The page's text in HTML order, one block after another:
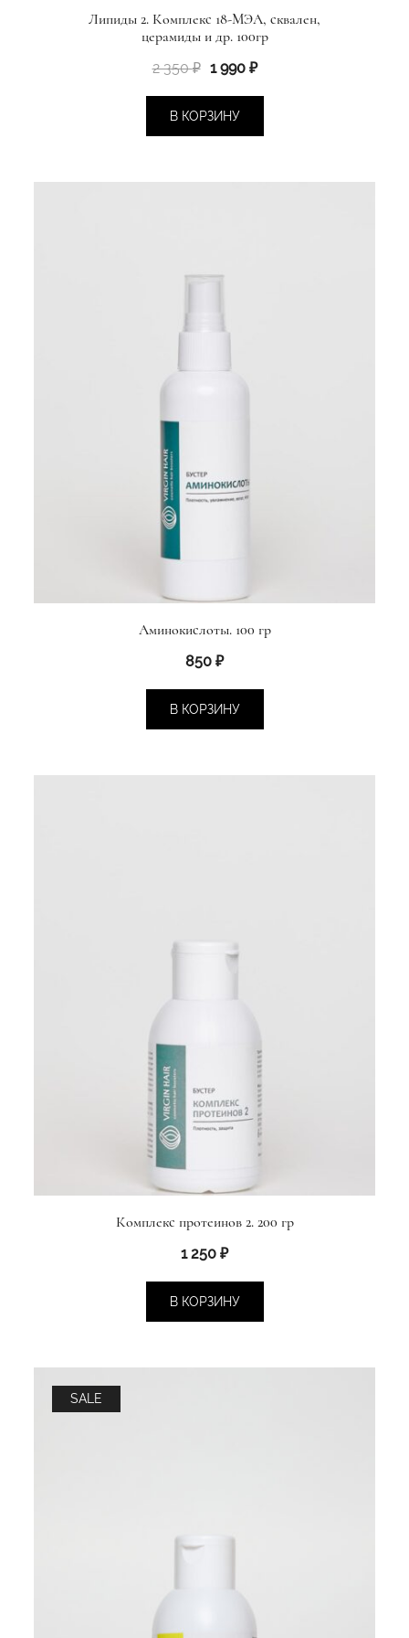
Липиды 2. Комплекс 18-МЭА, сквален,
церамиды и др. 100гр
2 350₽ Первоначальная
составляла
2
1 990 ₽Текущая
990 ₽.
В КОРЗИНУ
Аминокислоты. 100 гр
850 ₽
В КОРЗИНУ
Комплекс протеинов 2. 200 гр
1 250 ₽
В КОРЗИНУ
SALE